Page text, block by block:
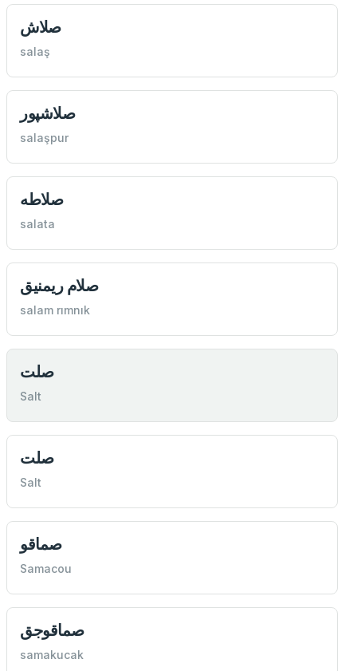
صلاش
salaş
صلاشپور
salaşpur
صلاطه
salata
صلام ريمنيق
salam rımnık
صلت
Salt
صلت
Salt
صماقو
Samacou
صماقوجق
samakucak